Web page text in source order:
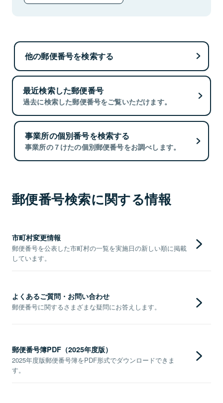
他の郵便番号を検索する
最近検索した郵便番号
過去に検索した郵便番号をご覧いただけます。
事業所の個別番号を検索する
事業所の７けたの個別郵便番号をお調べします。
郵便番号検索に関する情報
市町村変更情報
郵便番号を公表した市町村の一覧を実施日の新しい順に掲載
しています。
よくあるご質問・お問い合わせ
郵便番号に関するさまざまな疑問にお答えします。
郵便番号簿PDF（2025年度版）
2025年度版郵便番号簿をPDF形式でダウンロードできま
す。